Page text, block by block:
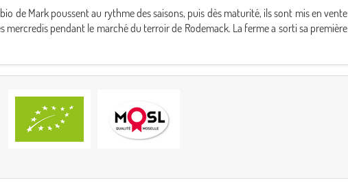
de Mark poussent au rythme des saisons, puis dès maturité, ils sont mis en vente
mercredis pendant le marché du terroir de Rodemack. La ferme a sorti sa première